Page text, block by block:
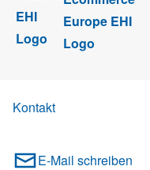
Kontakt
E-Mail schreiben